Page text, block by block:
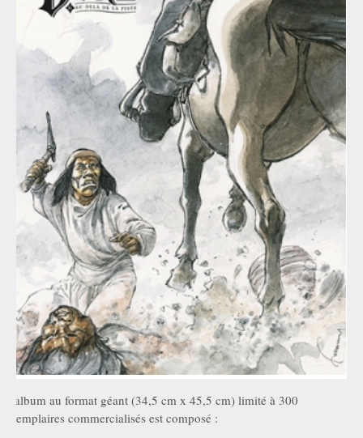
L'album au format géant (34,5 cm x 45,5 cm) limité à 300
exemplaires commercialisés est composé :